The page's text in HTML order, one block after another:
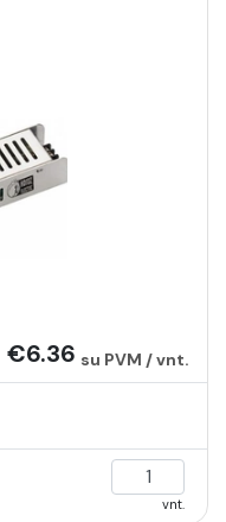
€6.36 su PVM / vnt.
vnt.